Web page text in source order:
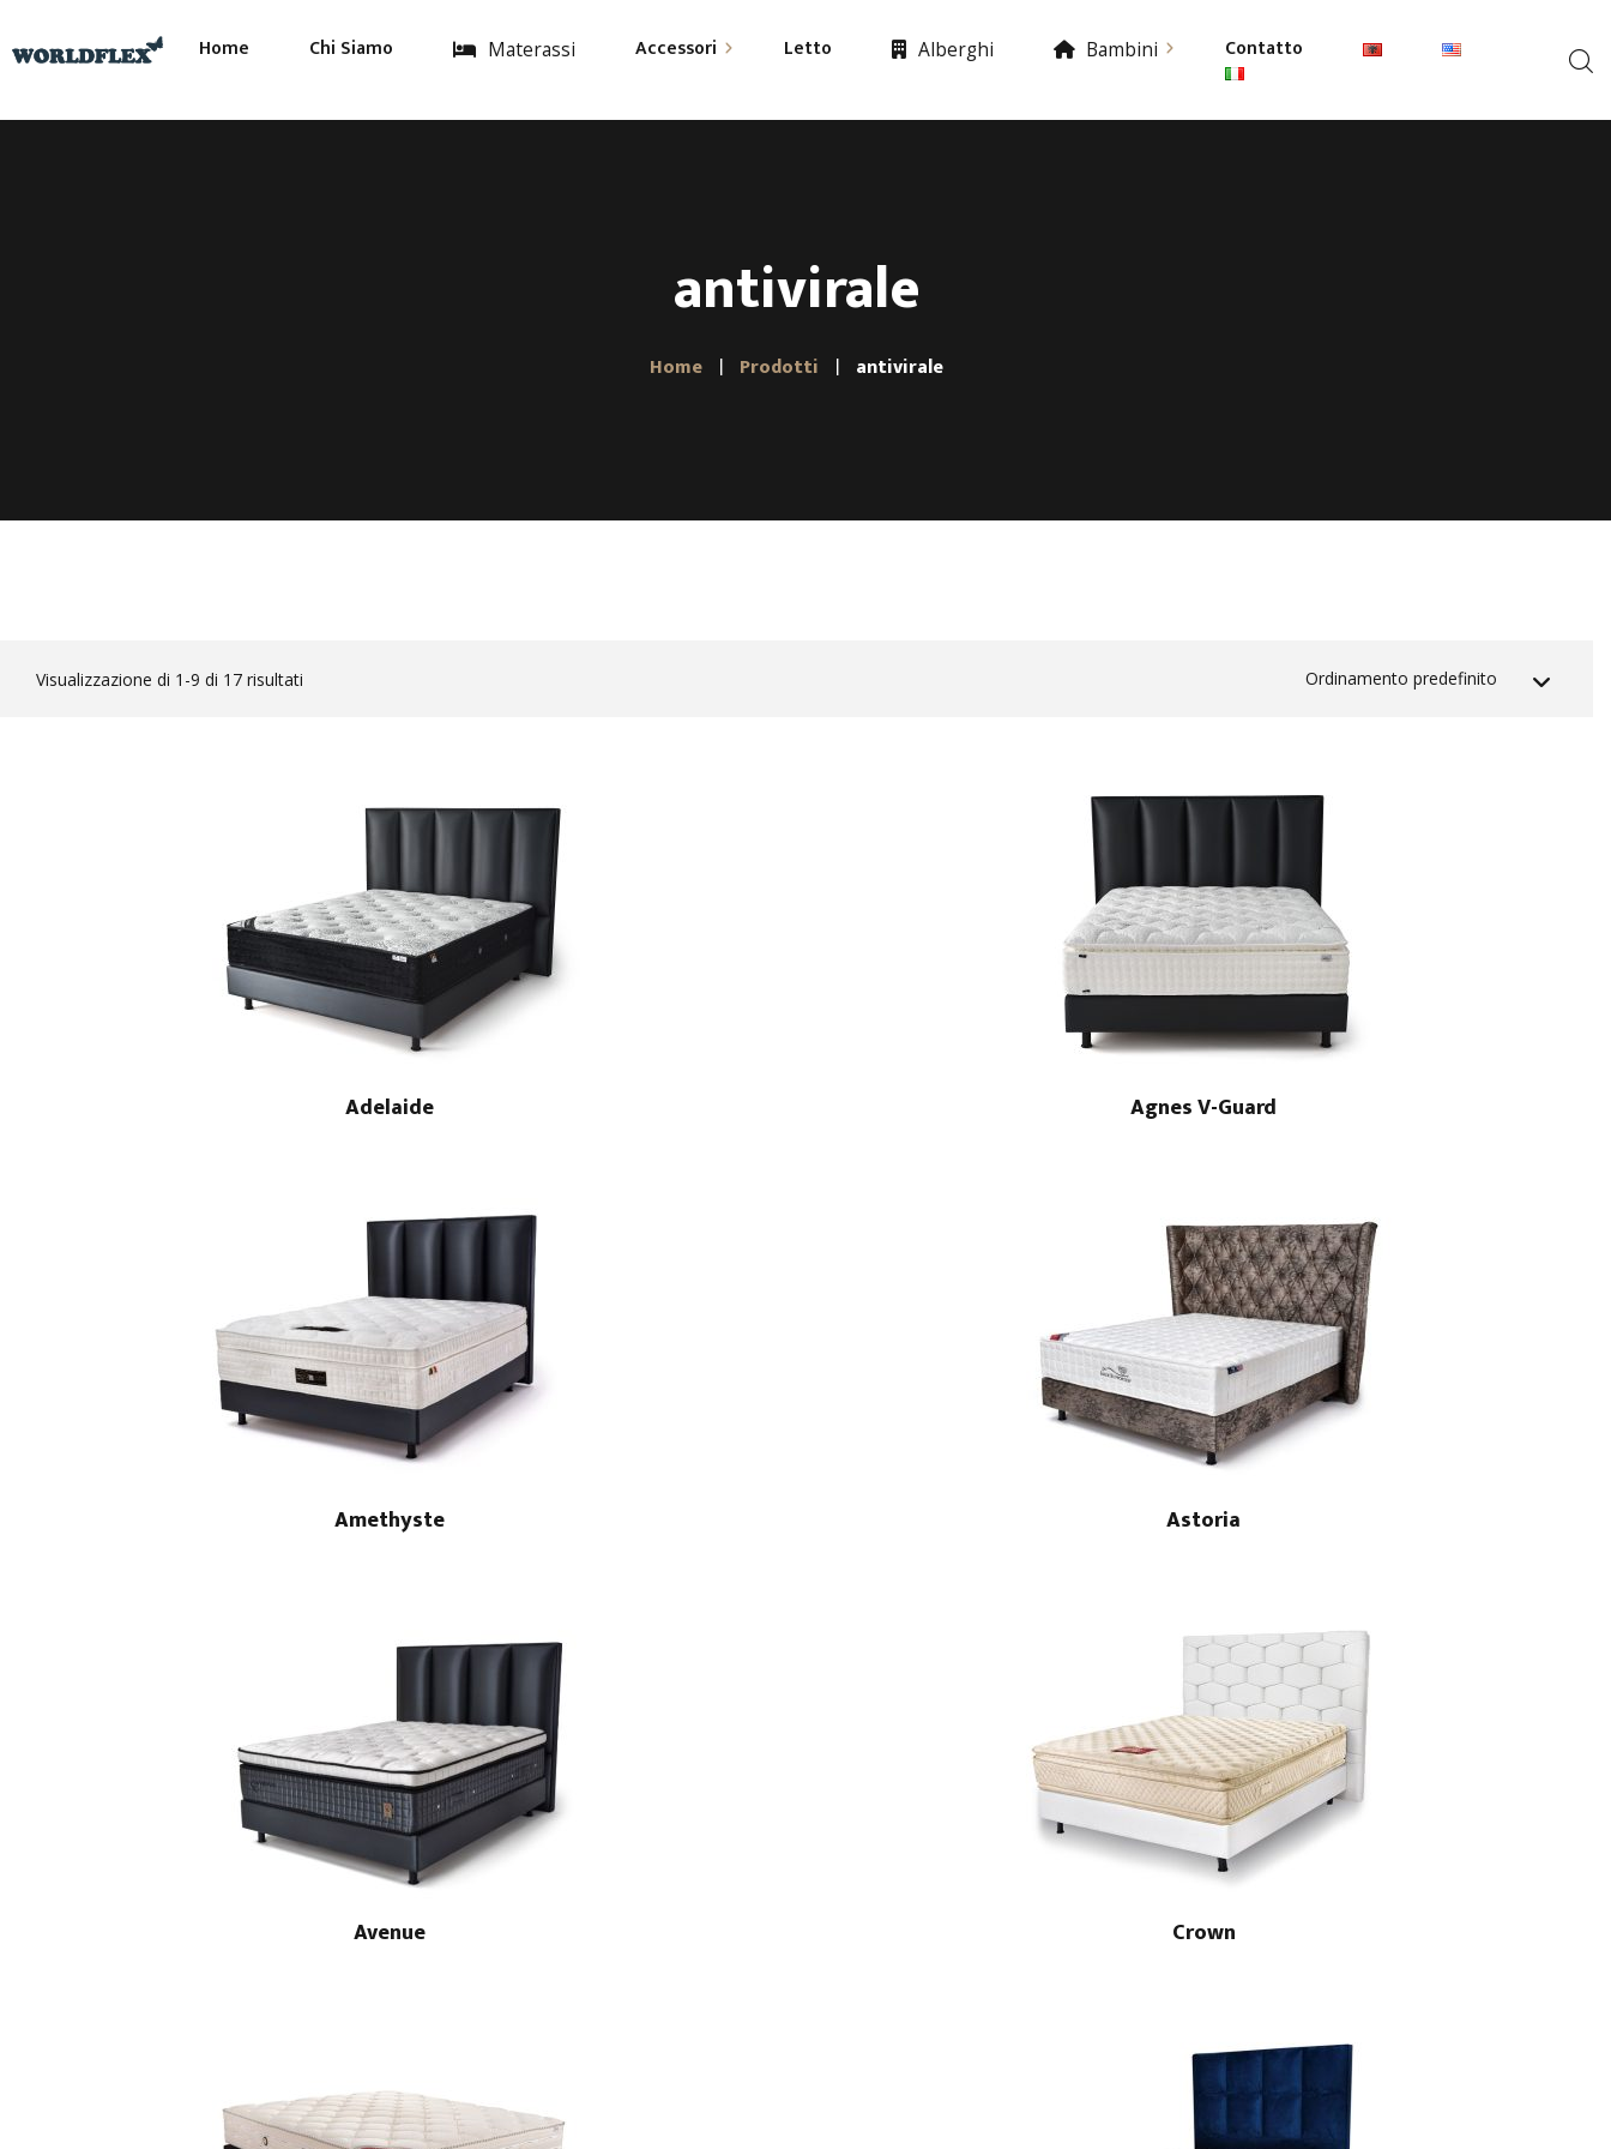
Home Chi Siamo Materassi Accessori
Coprimaterasso
Letto Alberghi Bambini Contatto
antivirale
Home Prodotti antivirale
Visualizzazione di 1-9 di 17 risultati
Adelaide Agnes V-Guard
Amethyste Astoria
Avenue Crown